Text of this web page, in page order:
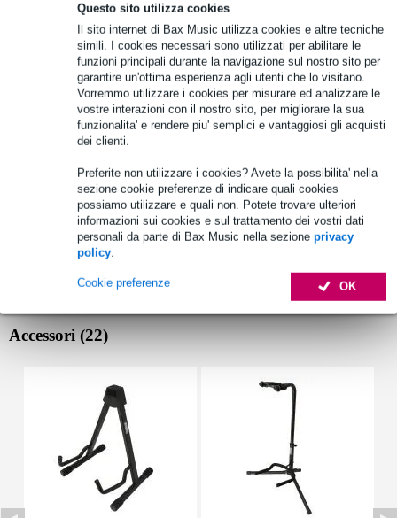
Questo sito utilizza cookies
Il sito internet di Bax Music utilizza cookies e altre tecniche
simili. I cookies necessari sono utilizzati per abilitare le
funzioni principali durante la navigazione sul nostro sito per
garantire un'ottima esperienza agli utenti che lo visitano.
Vorremmo utilizzare i cookies per misurare ed analizzare le
vostre interazioni con il nostro sito, per migliorare la sua
funzionalita' e rendere piu' semplici e vantaggiosi gli acquisti
dei clienti.
Preferite non utilizzare i cookies? Avete la possibilita' nella
sezione cookie preferenze di indicare quali cookies
possiamo utilizzare e quali non. Potete trovare ulteriori
informazioni sui cookies e sul trattamento dei vostri dati
personali da parte di Bax Music nella sezione privacy
policy.
OK
Cookie preferenze
marca: Reunion Blues
Specifiche complete
Vedi anche (6)
Accessori (22)